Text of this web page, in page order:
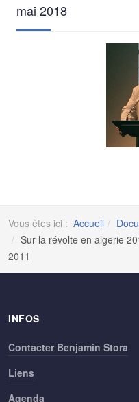
mai 2018
Vous êtes ici : Accueil
Sur la révolte en algerie
2011
INFOS
Contacter Benjamin Stora
Liens
Agenda